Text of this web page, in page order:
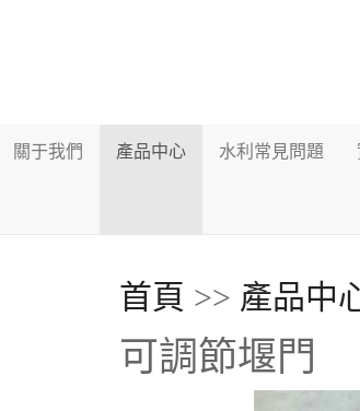
關于我們 產品中心 水利常見問題
首頁 >> 產品中
可調節堰門